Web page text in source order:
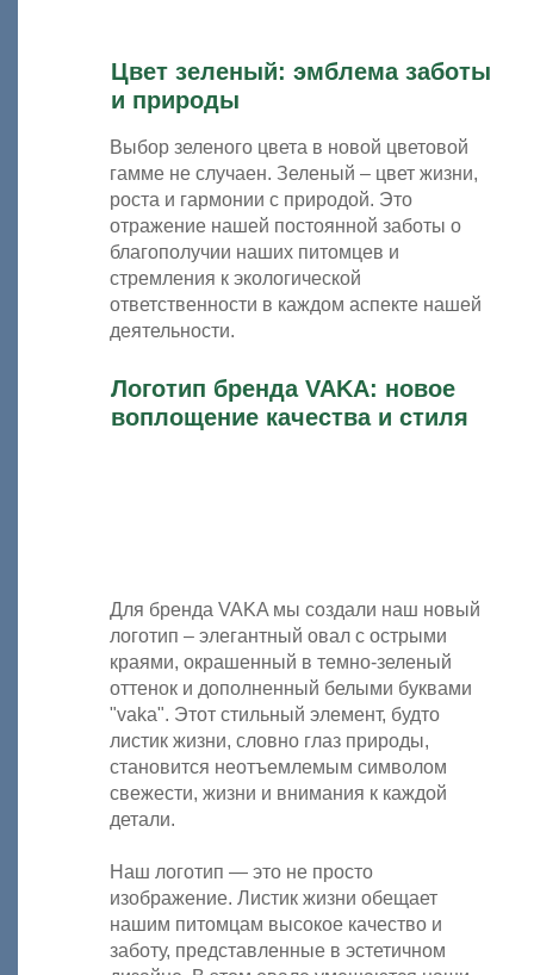
Цвет зеленый: эмблема заботы
и природы
Выбор зеленого цвета в новой цветовой
гамме не случаен. Зеленый – цвет жизни,
роста и гармонии с природой. Это
отражение нашей постоянной заботы о
благополучии наших питомцев и
стремления к экологической
ответственности в каждом аспекте нашей
деятельности.
Логотип бренда VAKA: новое
воплощение качества и стиля
Для бренда VAKA мы создали наш новый
логотип – элегантный овал с острыми
краями, окрашенный в темно-зеленый
оттенок и дополненный белыми буквами
"vaka". Этот стильный элемент, будто
листик жизни, словно глаз природы,
становится неотъемлемым символом
свежести, жизни и внимания к каждой
детали.
Наш логотип — это не просто
изображение. Листик жизни обещает
нашим питомцам высокое качество и
заботу, представленные в эстетичном